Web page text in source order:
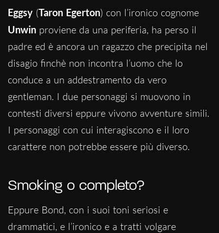
Eggsy (Taron Egerton) con l’ironico cognome
Unwin proviene da una periferia, ha perso il
padre ed è ancora un ragazzo che precipita nel
disagio finchè non incontra l’uomo che lo
conduce a un addestramento da vero
gentleman. I due personaggi si muovono in
contesti diversi eppure vivono avventure simili.
I personaggi con cui interagiscono e il loro
carattere non potrebbe essere più diverso.
Smoking o completo?
Eppure Bond, con i suoi toni seriosi e
drammatici, e l’ironico e a tratti volgare